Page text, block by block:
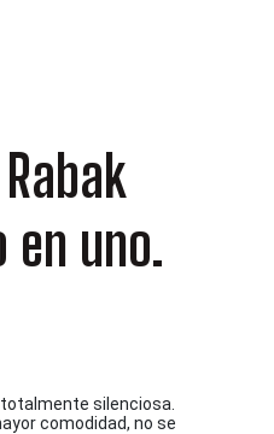
en uno.
silenciosa.
comodidad, no se